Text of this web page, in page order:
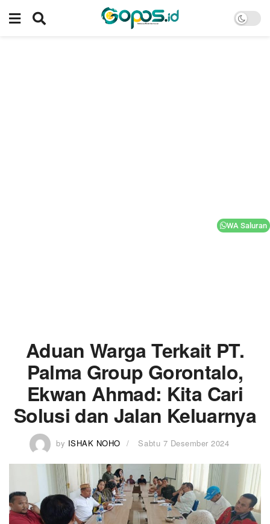
Aduan Warga Terkait PT.
Palma Group Gorontalo,
Ekwan Ahmad: Kita Cari
Solusi dan Jalan Keluarnya
by ISHAK NOHO Sabtu 7 Desember 2024
WA Saluran